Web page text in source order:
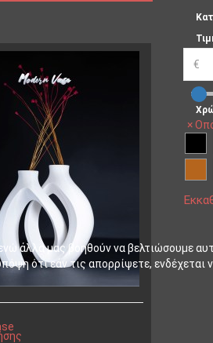
×
άλλα μας βοηθούν να βελτιώσουμε
ότι εάν τις απορρίψετε, ενδέχεται